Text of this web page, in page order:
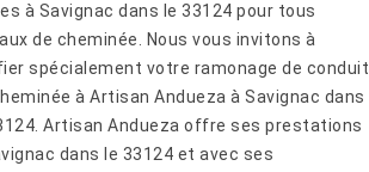
à Savignac dans le 33124 pour tous
de cheminée. Nous vous invitons à
spécialement votre ramonage de conduit
à Artisan Andueza à Savignac dans
Artisan Andueza offre ses prestations
dans le 33124 et avec ses